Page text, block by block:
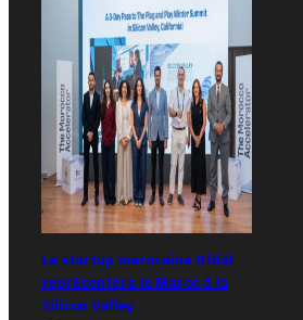
La startup marocaine Afdal
représentera le Maroc à la
Silicon Valley